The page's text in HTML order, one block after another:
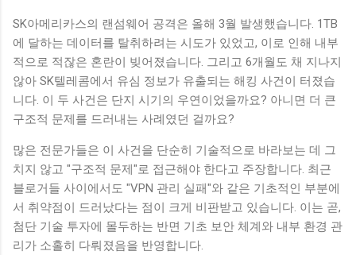
SK아메리카스의 랜섬웨어 공격은 올해 3월 발생했습니다. 1TB
에 달하는 데이터를 탈취하려는 시도가 있었고, 이로 인해 내부
적으로 적잖은 혼란이 빚어졌습니다. 그리고 6개월도 채 지나지
않아 SK텔레콤에서 유심 정보가 유출되는 해킹 사건이 터졌습
니다. 이 두 사건은 단지 시기의 우연이었을까요? 아니면 더 큰
구조적 문제를 드러내는 사례였던 걸까요?
많은 전문가들은 이 사건을 단순히 기술적으로 바라보는 데 그
치지 않고 "구조적 문제"로 접근해야 한다고 주장합니다. 최근
블로거들 사이에서도 "VPN 관리 실패"와 같은 기초적인 부분에
서 취약점이 드러났다는 점이 크게 비판받고 있습니다. 이는 곧,
첨단 기술 투자에 몰두하는 반면 기초 보안 체계와 내부 환경 관
리가 소홀히 다뤄졌음을 반영합니다.